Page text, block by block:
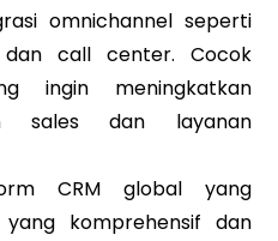
omnichannel seperti
dan call center. Cocok
ingin meningkatkan
sales dan layanan
CRM global yang
komprehensif dan